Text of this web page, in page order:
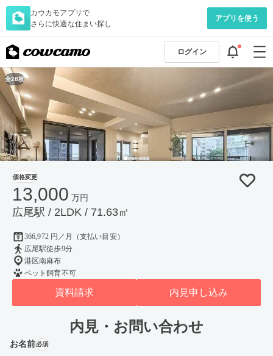
カウカモアプリで
さらに快適な住まい探し
アプリを使う
ログイン
全28枚
価格変更
13,000 万円
広尾駅 / 2LDK / 71.63㎡
366,972 円／月（支払い目安）
広尾駅徒歩9分
港区南麻布
ペット飼育不可
資料請求 内見申し込み
内見・お問い合わせ
お名前必須